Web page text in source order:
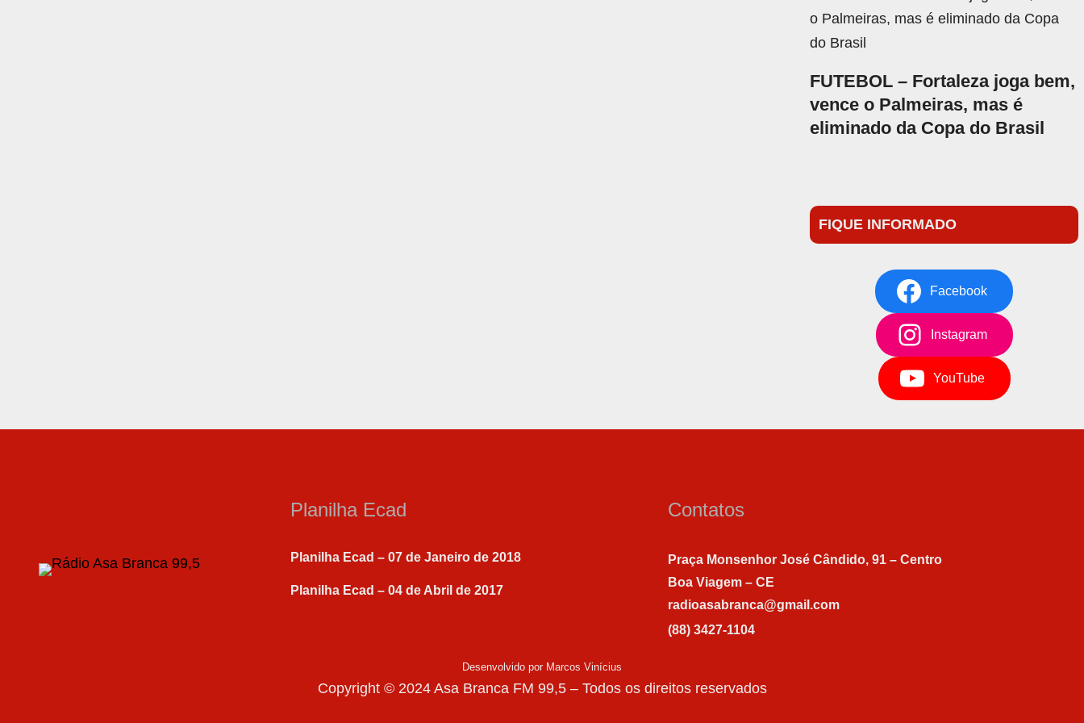
FUTEBOL – Fortaleza joga bem,
vence o Palmeiras, mas é
eliminado da Copa do Brasil
FIQUE INFORMADO
Facebook
Instagram
YouTube
Planilha Ecad
Planilha Ecad – 07 de Janeiro de 2018
Planilha Ecad – 04 de Abril de 2017
Contatos
Praça Monsenhor José Cândido, 91 – Centro
Boa Viagem – CE
radioasabranca@gmail.com
(88) 3427-1104
Desenvolvido por Marcos Vinícius
Copyright © 2024 Asa Branca FM 99,5 – Todos os direitos reservados